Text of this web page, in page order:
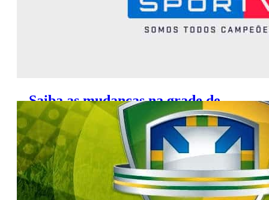
Saiba as mudanças na grade de
programação do SporTV